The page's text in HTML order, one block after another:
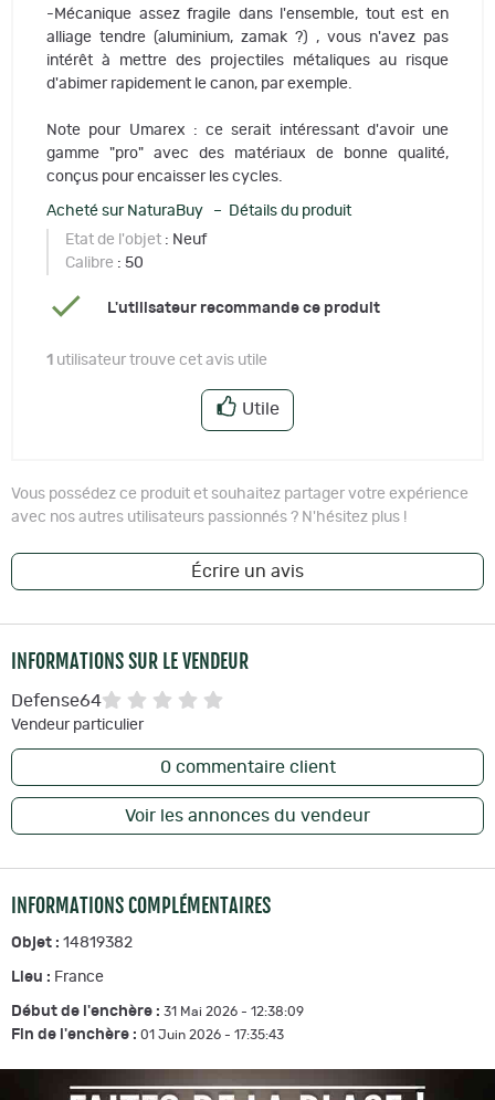
-Mécanique assez fragile dans l'ensemble, tout est en
alliage tendre (aluminium, zamak ?) , vous n'avez pas
intérêt à mettre des projectiles métaliques au risque
d'abimer rapidement le canon, par exemple.
Note pour Umarex : ce serait intéressant d'avoir une
gamme "pro" avec des matériaux de bonne qualité,
conçus pour encaisser les cycles.
Acheté sur NaturaBuy – Détails du produit
Etat de l'objet : Neuf
Calibre : 50
L'utilisateur recommande ce produit
1 utilisateur trouve cet avis utile
Utile
Vous possédez ce produit et souhaitez partager votre expérience
avec nos autres utilisateurs passionnés ? N'hésitez plus !
Écrire un avis
INFORMATIONS SUR LE VENDEUR
Defense64
Vendeur particulier
0commentaire client
Voir les annonces du vendeur
INFORMATIONS COMPLÉMENTAIRES
Objet : 14819382
Lieu : France
Début de l'enchère : 31 Mai 2026 - 12:38:09
Fin de l'enchère : 01 Juin 2026 - 17:35:43